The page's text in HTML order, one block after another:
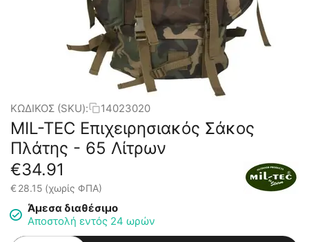
ΚΩΔΙΚΟΣ (SKU): 14023020
MIL-TEC Επιχειρησιακός Σάκος
Πλάτης - 65 Λίτρων
€34.91
€28.15 (χωρίς ΦΠΑ)
Άμεσα διαθέσιμο
Αποστολή εντός 24 ωρών